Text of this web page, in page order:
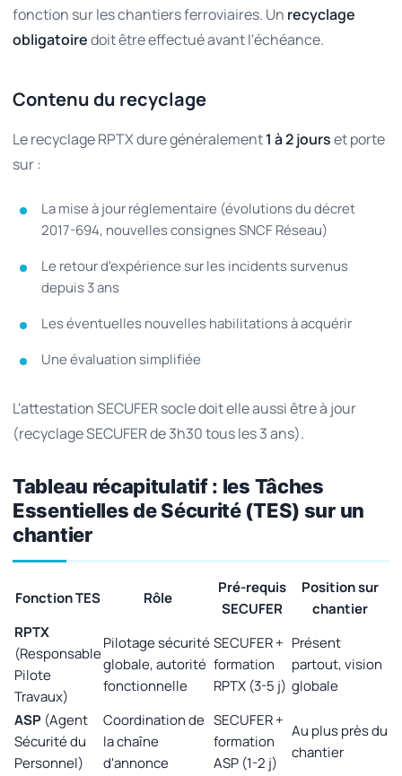
fonction sur les chantiers ferroviaires. Un recyclage
obligatoiredoit être effectué avant l'échéance.
Contenu du recyclage
Le recyclage RPTX dure généralement1 à 2 jourset porte
sur :
La mise à jour réglementaire (évolutions du décret
2017-694, nouvelles consignes SNCF Réseau)
Le retour d'expérience sur les incidents survenus
depuis 3 ans
Les éventuelles nouvelles habilitations à acquérir
Une évaluation simplifiée
L'attestation SECUFER socle doit elle aussi être à jour
(recyclage SECUFER de 3h30 tous les 3 ans).
Tableau récapitulatif : les Tâches
Essentielles de Sécurité (TES) sur un
chantier
Fonction TES Rôle
Pré-requis
SECUFER
Position sur
chantier
RPTX
(Responsable
Pilote
Travaux)
Pilotage sécurité
globale, autorité
fonctionnelle
SECUFER +
formation
RPTX (3-5 j)
Présent
partout, vision
globale
ASP (Agent
Sécurité du
Personnel)
Coordination de
la chaîne
d'annonce
SECUFER +
formation
ASP (1-2 j)
Au plus près du
chantier